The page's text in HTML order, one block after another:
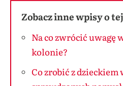
Zobacz inne wpisy o
Na co zwrócić uwagę
kolonie?
Co zrobić z dzieckiem